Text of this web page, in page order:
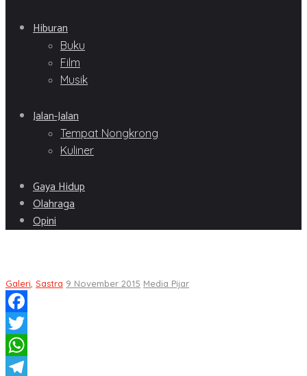
Hiburan
Buku
Film
Musik
Jalan-Jalan
Tempat Nongkrong
Kuliner
Gaya Hidup
Olahraga
Opini
Galeri Sastra 9 November 2015 Media Pijar
Facebook
Twitter
WhatsApp